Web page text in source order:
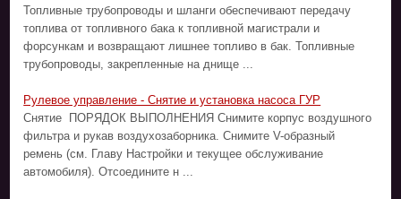
Топливные трубопроводы и шланги обеспечивают передачу
топлива от топливного бака к топливной магистрали и
форсункам и возвращают лишнее топливо в бак. Топливные
трубопроводы, закрепленные на днище ...
Рулевое управление - Снятие и установка насоса ГУР
Снятие ПОРЯДОК ВЫПОЛНЕНИЯ Снимите корпус воздушного
фильтра и рукав воздухозаборника. Снимите V-образный
ремень (см. Главу Настройки и текущее обслуживание
автомобиля). Отсоедините н ...